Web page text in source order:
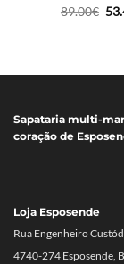
89.00€ O
Sapataria multi-
coração de
Loja Esposende
Rua Engenheiro
4740-274 Esposende,